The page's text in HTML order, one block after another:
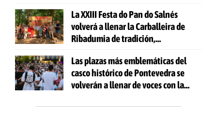
La XXIII Festa do Pan do Salnés
volverá a llenar la Carballeira de
Ribadumia de tradición,
todas las edades
Las plazas más emblemáticas del
casco histórico de Pontevedra se
volverán a llenar de voces con la